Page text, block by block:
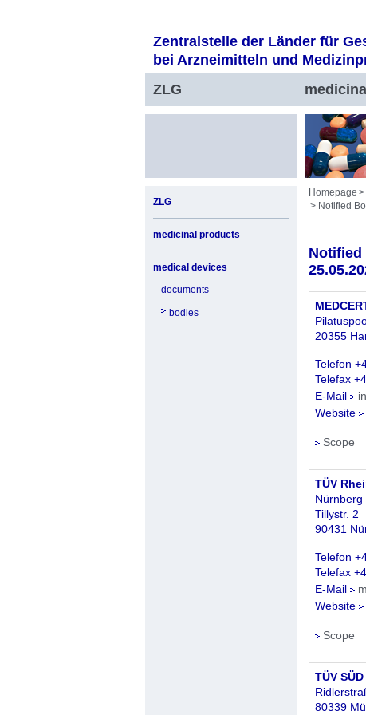
Zentralstelle der Länder für
bei Arzneimitteln und
ZLG
ZLG
medicinal products
medical devices
documents
bodies
Homepage
Notified
Notified
20355
Telefon
Telefax
E-Mail
Website
Scope
TÜV
Nürnberg
Tillystr. 2
90431
Telefon
Telefax
E-Mail
Website
Scope
TÜV
80339